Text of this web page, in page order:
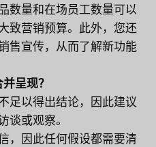
数量和在场员工数量可以
致营销预算。此外，您还
售宣传，从而了解新功能
呈现？
足以得出结论，因此建议
谈或观察。
，因此任何假设都需要清